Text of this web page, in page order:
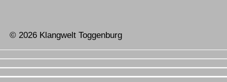
© 2026 Klangwelt Toggenburg